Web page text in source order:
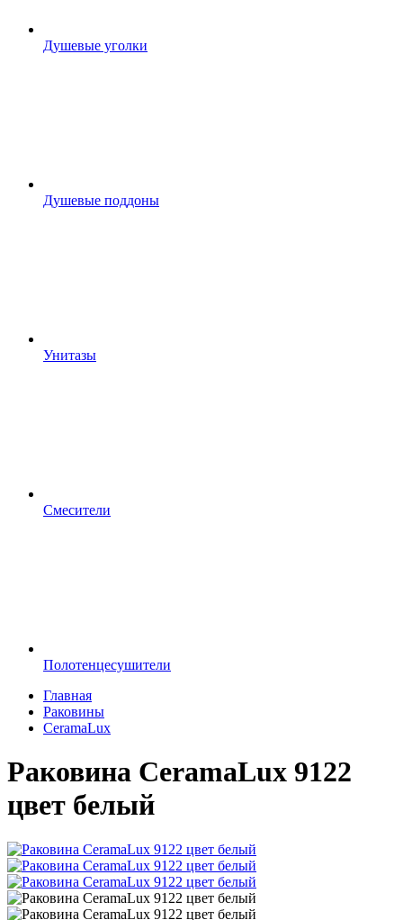
Душевые уголки
Душевые поддоны
Унитазы
Смесители
Полотенцесушители
Главная
Раковины
CeramaLux
Раковина CeramaLux 9122
цвет белый